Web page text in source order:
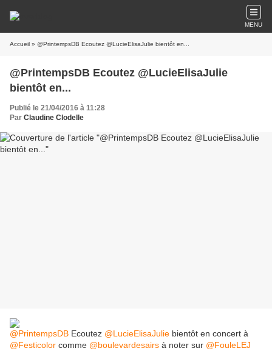
MENU
Accueil » @PrintempsDB Ecoutez @LucieElisaJulie bientôt en...
@PrintempsDB Ecoutez @LucieElisaJulie
bientôt en...
Publié le 21/04/2016 à 11:28
Par Claudine Clodelle
@PrintempsDB Ecoutez @LucieElisaJulie bientôt en concert à
@Festicolor comme @boulevardesairs à noter sur @FouleLEJ